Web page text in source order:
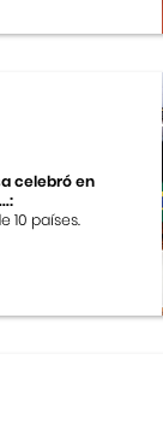
celebró en
10 países.